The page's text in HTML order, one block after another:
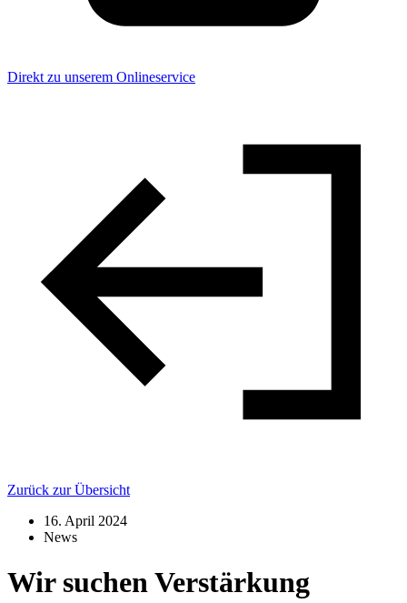
Direkt zu unserem Onlineservice
Zurück zur Übersicht
16. April 2024
News
Wir suchen Verstärkung